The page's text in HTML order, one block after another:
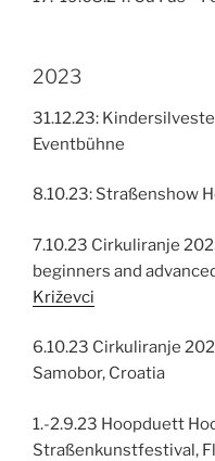
2023
31.12.23:
Eventbühne
8.10.23: Straßenshow
7.10.23 Cirkuliranje
beginners and
Križevci
6.10.23 Cirkuliranje
Samobor, Croatia
1.-2.9.23 Hoopduett
Straßenkunstfestival,